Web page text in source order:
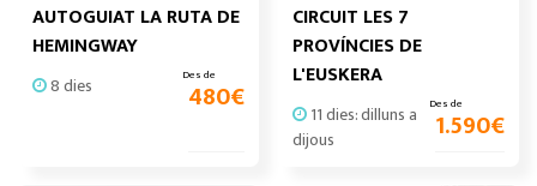
AUTOGUIAT LA RUTA DE
HEMINGWAY
8 dies Des de
480€
CIRCUIT LES 7
PROVÍNCIES DE
L'EUSKERA
11 dies: dilluns a
dijous
Des de
1.590€